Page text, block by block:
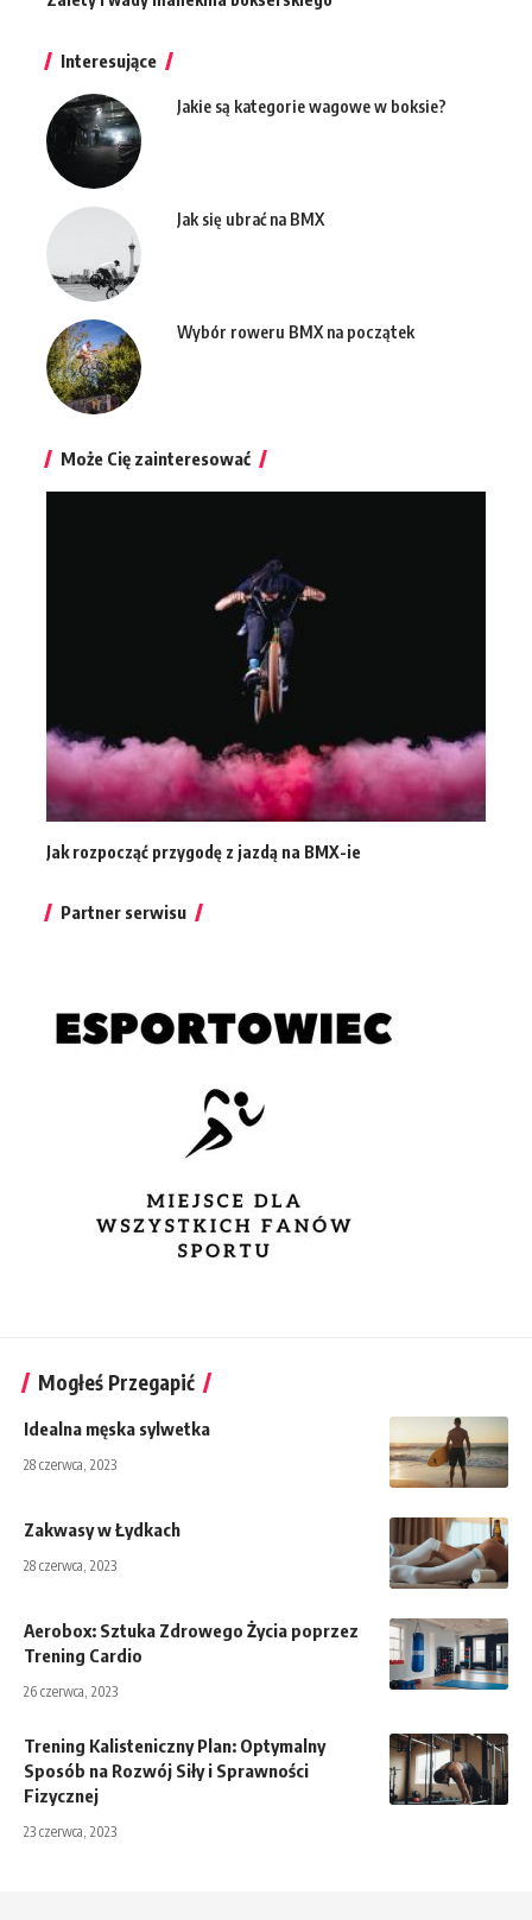
Interesujące
Jakie są kategorie wagowe w boksie?
Jak się ubrać na BMX
Wybór roweru BMX na początek
Może Cię zainteresować
Jak rozpocząć przygodę z jazdą na BMX-ie
Partner serwisu
Mogłeś Przegapić
Idealna męska sylwetka
28 czerwca, 2023
Zakwasy w Łydkach
28 czerwca, 2023
Aerobox: Sztuka Zdrowego Życia poprzez
Trening Cardio
26 czerwca, 2023
Trening Kalisteniczny Plan: Optymalny
Sposób na Rozwój Siły i Sprawności
Fizycznej
23 czerwca, 2023